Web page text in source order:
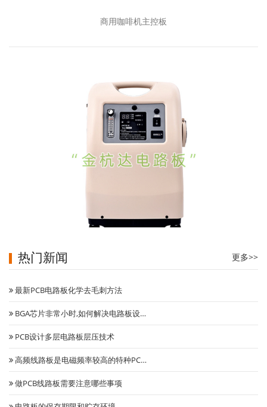
商用咖啡机主控板
热门新闻 更多>>
最新PCB电路板化学去毛刺方法
BGA芯片非常小时,如何解决电路板设…
PCB设计多层电路板层压技术
高频线路板是电磁频率较高的特种PC…
做PCB线路板需要注意哪些事项